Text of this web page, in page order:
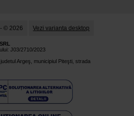
© 2026 Vezi varianta desktop
J03/2710/2023
Argeş, municipiul Piteşti, strada